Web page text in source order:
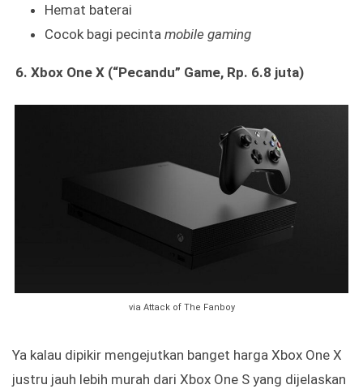
Hemat baterai
Cocok bagi pecinta mobile gaming
6. Xbox One X (“Pecandu” Game, Rp. 6.8 juta)
via Attack of The Fanboy
Ya kalau dipikir mengejutkan banget harga Xbox One X
justru jauh lebih murah dari Xbox One S yang dijelaskan